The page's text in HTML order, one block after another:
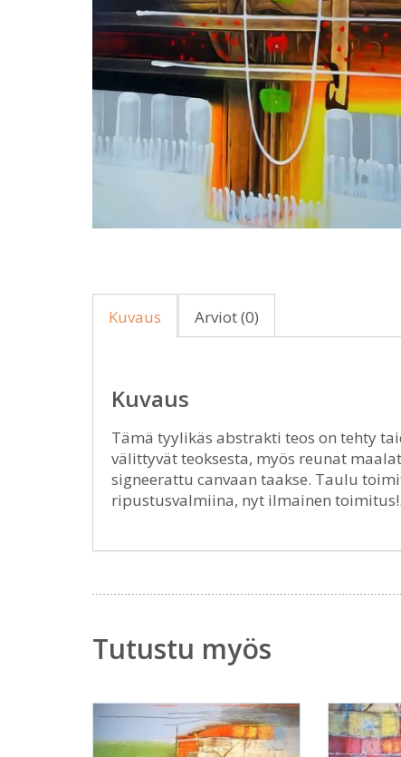
Kuvaus Arviot (0)
Kuvaus
Tämä tyylikäs abstrakti teos on tehty
välittyvät teoksesta, myös reunat
signeerattu canvaan taakse. Taulu
ripustusvalmiina, nyt ilmainen
Tutustu myös